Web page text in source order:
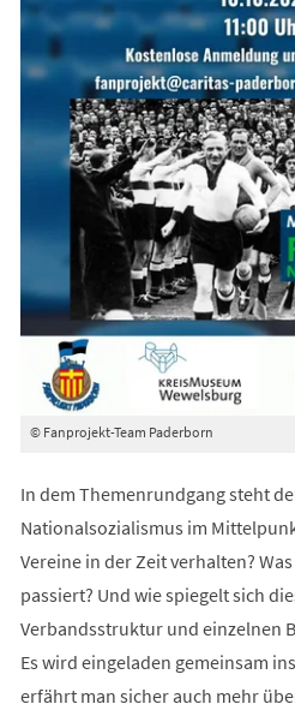
© Fanprojekt-Team Paderborn
In dem Themenrundgang steht
Nationalsozialismus im
Vereine in der Zeit verhalten?
passiert? Und wie spiegelt sich
Verbandsstruktur und einzelnen
Es wird eingeladen gemeinsam
erfährt man sicher auch mehr